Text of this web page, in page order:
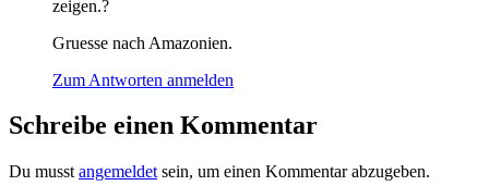
zeigen.?
Gruesse nach Amazonien.
Zum Antworten anmelden
Schreibe einen Kommentar
Du musst angemeldet sein, um einen Kommentar abzugeben.